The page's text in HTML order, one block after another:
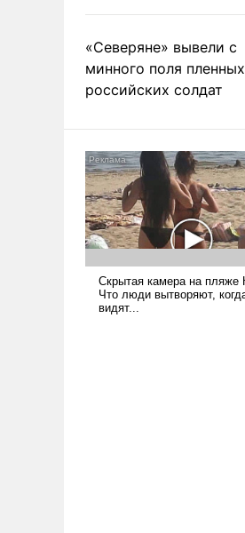
«Северяне» вывели с
минного поля пленных
российских солдат